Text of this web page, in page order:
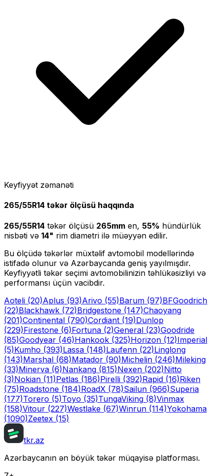
Keyfiyyət zəmanəti
265/55R14 təkər ölçüsü haqqında
265/55R14 təkər ölçüsü 265mm en, 55% hündürlük
nisbəti və 14" rim diametri ilə müəyyən edilir.
Bu ölçüdə təkərlər müxtəlif avtomobil modellərində
istifadə olunur və Azərbaycanda geniş yayılmışdır.
Keyfiyyətli təkər seçimi avtomobilinizin təhlükəsizliyi və
performansı üçün vacibdir.
Aoteli (20)Aplus (93)Arivo (55)Barum (97)BFGoodrich
(22)Blackhawk (72)Bridgestone (147)Chaoyang
(201)Continental (790)Cordiant (19)Dunlop
(229)Firestone (6)Fortuna (2)General (23)Goodride
(85)Goodyear (46)Hankook (325)Horizon (12)Imperial
(5)Kumho (393)Lassa (148)Laufenn (22)Linglong
(143)Marshal (68)Matador (90)Michelin (246)Mileking
(33)Minerva (6)Nankang (815)Nexen (202)Nitto
(3)Nokian (11)Petlas (186)Pirelli (392)Rapid (16)Riken
(75)Roadstone (184)RoadX (78)Sailun (966)Superia
(177)Torero (5)Toyo (35)TungaViking (8)Vinmax
(158)Vitour (227)Westlake (67)Winrun (114)Yokohama
(1090)Zeetex (15)
tkr.az
Azərbaycanın ən böyük təkər müqayisə platforması.